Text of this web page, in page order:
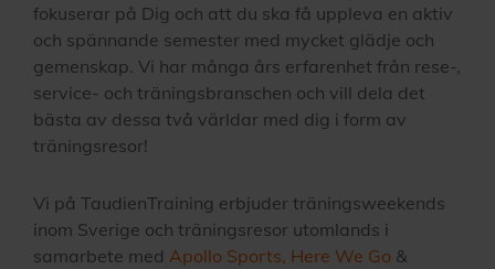
fokuserar på Dig och att du ska få uppleva en aktiv
och spännande semester med mycket glädje och
gemenskap. Vi har många års erfarenhet från rese-,
service- och träningsbranschen och vill dela det
bästa av dessa två världar med dig i form av
träningsresor!
Vi på TaudienTraining erbjuder träningsweekends
inom Sverige och träningsresor utomlands i
samarbete med Apollo Sports, Here We Go &